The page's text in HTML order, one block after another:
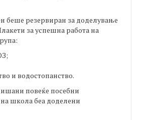
беше резервиран за доделување
за успешна работа на
и водостопанство.
повеќе посебни
школа беа доделени